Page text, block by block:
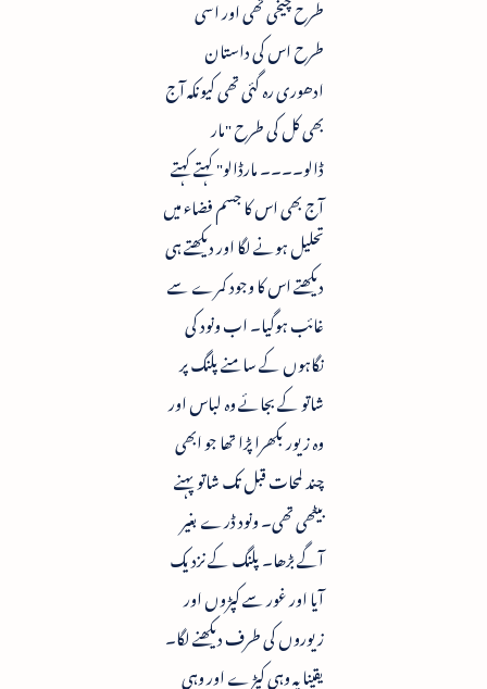
طرح چیخی تھی اور اسی
طرح اس کی داستان
ادھوری رہ گئی تھی کیونکہ آج
بھی کل کی طرح "مار
ڈالو۔۔۔۔ مارڈالو" کہتے کہتے
آج بھی اس کا جسم فضاء میں
تحلیل ہونے لگا اور دیکھتے ہی
دیکھتے اس کا وجود کمرے سے
غائب ہوگیا۔ اب ونود کی
نگاہوں کے سامنے پلنگ پر
شاتو کے بجائے وہ لباس اور
وہ زیور بکھرا پڑا تھا جو ابھی
چند لمحات قبل تک شاتو پہنے
بیٹھی تھی۔ ونود ڈرے بغیر
آگے بڑھا۔ پلنگ کے نزدیک
آیا اور غور سے کپڑوں اور
زیوروں کی طرف دیکھنے لگا۔
یقینا یہ وہی کپڑے اور وہی